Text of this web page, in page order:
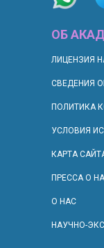
ЛИЦЕНЗИЯ
СВЕДЕНИЯ
ПОЛИТИКА
УСЛОВИЯ
ОБ
КАРТА
ПРЕССА О
О НАС
НАУЧНО-